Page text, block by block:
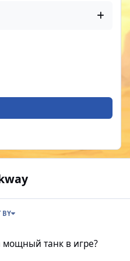
BY
танк в игре?